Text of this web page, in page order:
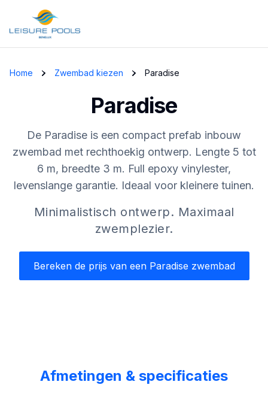
Home Zwembad kiezen Paradise
Paradise
De Paradise is een compact prefab inbouw
zwembad met rechthoekig ontwerp. Lengte 5 tot
6 m, breedte 3 m. Full epoxy vinylester,
levenslange garantie. Ideaal voor kleinere tuinen.
Minimalistisch ontwerp. Maximaal
zwemplezier.
Bereken de prijs van een Paradise zwembad
Afmetingen & specificaties